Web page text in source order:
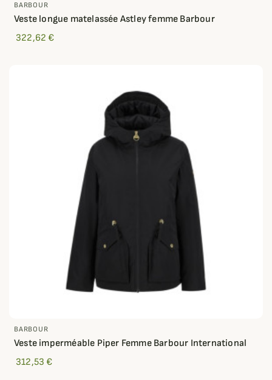
BARBOUR
Veste longue matelassée Astley femme Barbour
322,62 €
BARBOUR
Veste imperméable Piper Femme Barbour International
312,53 €